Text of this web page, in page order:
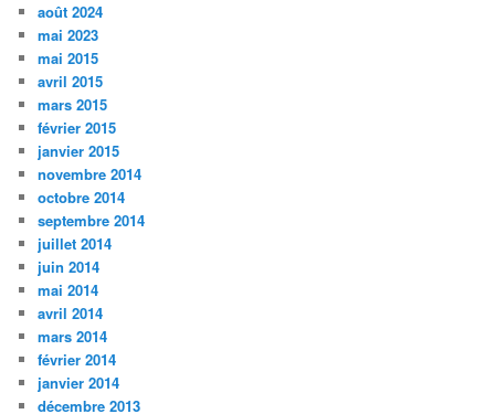
août 2024
mai 2023
mai 2015
avril 2015
mars 2015
février 2015
janvier 2015
novembre 2014
octobre 2014
septembre 2014
juillet 2014
juin 2014
mai 2014
avril 2014
mars 2014
février 2014
janvier 2014
décembre 2013